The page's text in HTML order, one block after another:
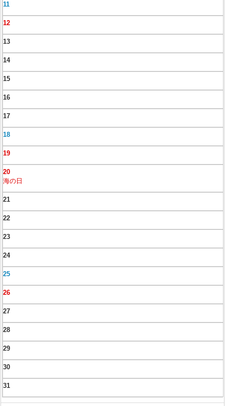
11
12
13
14
15
16
17
18
19
20
海の日
21
22
23
24
25
26
27
28
29
30
31